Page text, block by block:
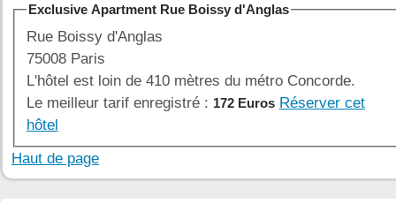
Exclusive Apartment Rue Boissy d'Anglas
Rue Boissy d'Anglas
75008 Paris
L'hôtel est loin de 410 mètres du métro Concorde.
Le meilleur tarif enregistré : 172 Euros Réserver cet
hôtel
Haut de page